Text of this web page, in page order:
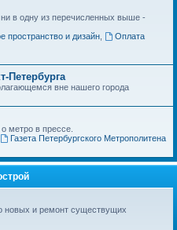
в одну из перечисленных выше -
пространство и дизайн,
Оплата
Петербурга
вне нашего города
метро в прессе.
Газета Петербургского Метрополитена
новых и ремонт существущих